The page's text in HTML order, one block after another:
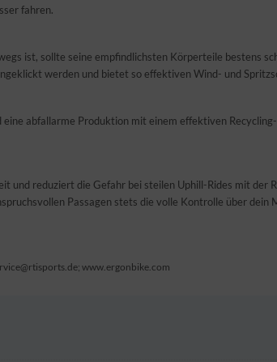
fahren.
ist, sollte seine empfindlichsten Körperteile bestens
werden und bietet so effektiven Wind- und
abfallarme Produktion mit einem effektiven
reduziert die Gefahr bei steilen Uphill-Rides mit der
Passagen stets die volle Kontrolle über
www.ergonbike.com